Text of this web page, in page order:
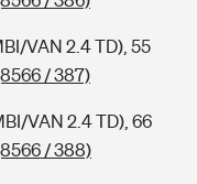
VAN 2.4 TD), 55
/ 387)
VAN 2.4 TD), 66
/ 388)